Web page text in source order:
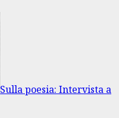
Sulla poesia: Intervista a